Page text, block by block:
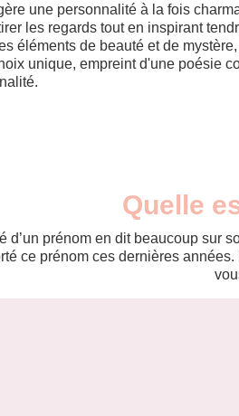
une personnalité à la fois
les regards tout en inspirant
éléments de beauté et de
unique, empreint d'une poésie
Quelle
d’un prénom en dit beaucoup sur
ce prénom ces dernières